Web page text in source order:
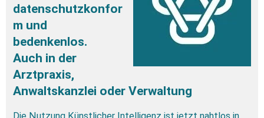
datenschutzkonfor
m und
bedenkenlos.
Auch in der
Arztpraxis,
Anwaltskanzlei oder Verwaltung